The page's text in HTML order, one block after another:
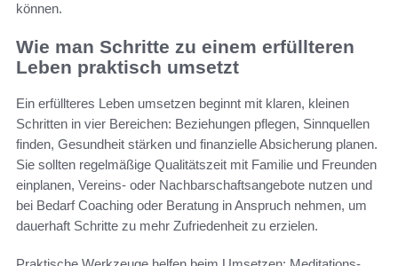
können.
Wie man Schritte zu einem erfüllteren
Leben praktisch umsetzt
Ein erfüllteres Leben umsetzen beginnt mit klaren, kleinen
Schritten in vier Bereichen: Beziehungen pflegen, Sinnquellen
finden, Gesundheit stärken und finanzielle Absicherung planen.
Sie sollten regelmäßige Qualitätszeit mit Familie und Freunden
einplanen, Vereins- oder Nachbarschaftsangebote nutzen und
bei Bedarf Coaching oder Beratung in Anspruch nehmen, um
dauerhaft Schritte zu mehr Zufriedenheit zu erzielen.